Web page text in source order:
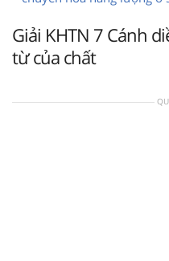
Giải KHTN 7 Cánh
từ của chất